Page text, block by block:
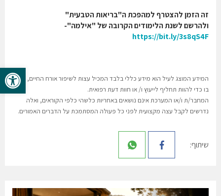
פתח
זה הזמן להצטרף למהפכת ה"בריאות הטבעית"
ולהרשם לשנת הלימודים הקרובה של "אילמה"-
https://bit.ly/3s8qS4F
המידע המוצג לעיל הוא מידע כללי בלבד המכיל עצות לשיפור אורח החיים, ואין
בו כדי להוות תחליף לייעוץ ו/ או חוות דעת רפואית.
המחבר/ת ו/או המערכת אינם נושאים באחריות כלשהי כלפי הקוראים, ואלה
נדרשים לקבל עצה מקצועית לפני כל פעולה המסתמכת על הדברים האמורים.
שיתוף: